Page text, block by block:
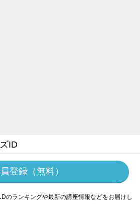
ID
登録（無料）
のランキングや最新の講座情報などをお届けし